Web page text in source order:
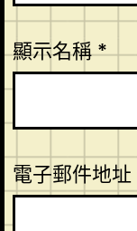
顯示名稱*
電子郵件地址